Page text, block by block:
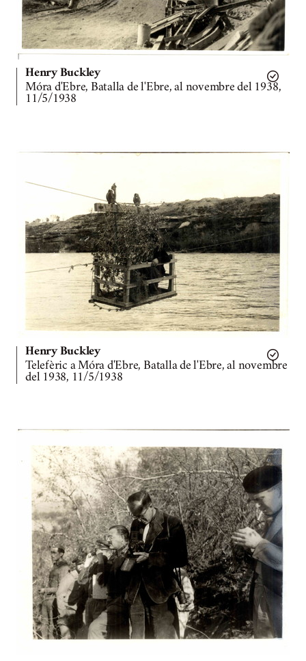
Henry Buckley
Móra d'Ebre, Batalla de l'Ebre, al novembre del 1938,
11/5/1938
Henry Buckley
Telefèric a Móra d'Ebre, Batalla de l'Ebre, al novembre
del 1938, 11/5/1938